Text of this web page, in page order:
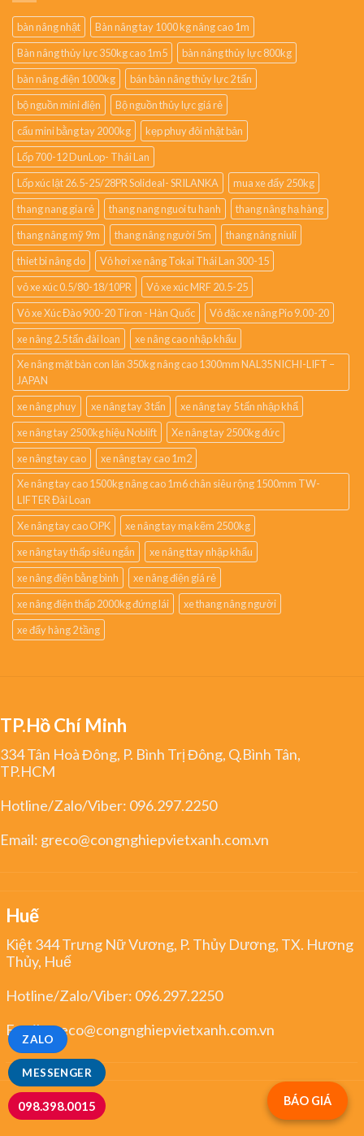
MESSENGER
ZALO
098.398.0015
bàn nâng nhật
Bàn nâng tay 1000 kg nâng cao 1m
Bàn nâng thủy lực 350kg cao 1m5
bàn nâng thủy lực 800kg
bàn nâng điện 1000kg
bán bàn nâng thủy lực 2 tấn
bộ nguồn mini điện
Bộ nguồn thủy lực giá rẻ
cẩu mini bằng tay 2000kg
kẹp phuy đôi nhật bản
Lốp 700-12 DunLop- Thái Lan
Lốp xúc lật 26.5-25/28PR Solideal- SRILANKA
mua xe đẩy 250kg
thang nang gia rẻ
thang nang nguoi tu hanh
thang nâng hạ hàng
thang nâng mỹ 9m
thang nâng người 5m
thang nâng niuli
thiet bi nâng do
Vỏ hơi xe nâng Tokai Thái Lan 300-15
vỏ xe xúc 0.5/80-18/10PR
Vỏ xe xúc MRF 20.5-25
Vỏ xe Xúc Đào 900-20 Tiron - Hàn Quốc
Vỏ đặc xe nâng Pio 9.00-20
xe nâng 2.5 tấn đài loan
xe nâng cao nhập khẩu
Xe nâng mặt bàn con lăn 350kg nâng cao 1300mm NAL35 NICHI-LIFT –
JAPAN
xe nâng phuy
xe nâng tay 3 tấn
xe nâng tay 5 tấn nhập khẩ
xe nâng tay 2500kg hiệu Noblift
Xe nâng tay 2500kg đức
xe nâng tay cao
xe nâng tay cao 1m2
Xe nâng tay cao 1500kg nâng cao 1m6 chân siêu rộng 1500mm TW-
LIFTER Đài Loan
Xe nâng tay cao OPK
xe nâng tay mạ kẽm 2500kg
xe nâng tay thấp siêu ngắn
xe nâng ttay nhập khẩu
xe nâng điện bằng bình
xe nâng điện giá rẻ
xe nâng điện thấp 2000kg đứng lái
xe thang nâng người
xe đẩy hàng 2 tầng
TP.Hồ Chí Minh
334 Tân Hoà Đông, P. Bình Trị Đông, Q.Bình Tân,
TP.HCM
Hotline/Zalo/Viber: 096.297.2250
Email: greco@congnghiepvietxanh.com.vn
Huế
Kiệt 344 Trưng Nữ Vương, P. Thủy Dương, TX. Hương
Thủy, Huế
Hotline/Zalo/Viber: 096.297.2250
Email:greco@congnghiepvietxanh.com.vn
BÁO GIÁ